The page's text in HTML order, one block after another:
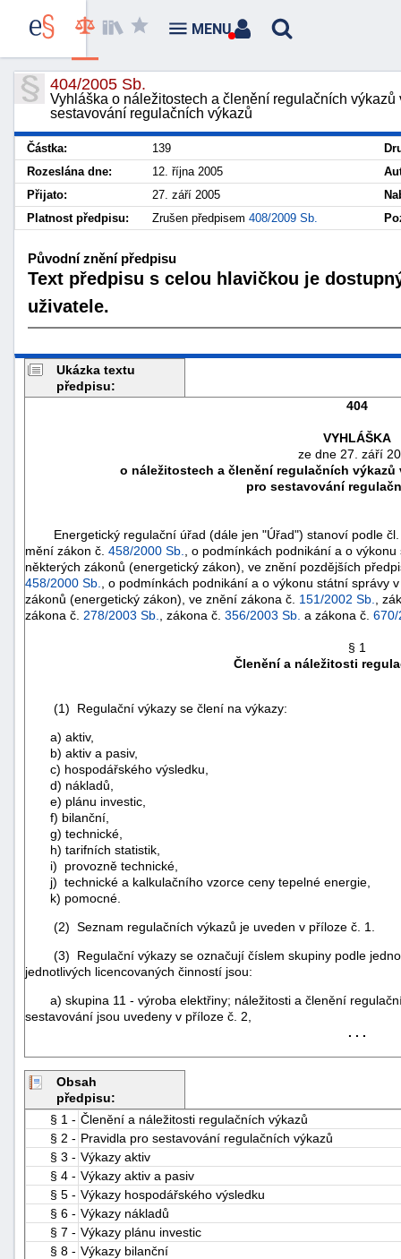
404/2005 Sb.
Vyhláška o náležitostech a členění regulačních
sestavování regulačních výkazů
Částka: 139
Rozeslána dne:
12. října 2005
Přijato:
27. září 2005
Platnost předpisu:
Zrušen předpisem 408/2009 Sb.
Původní znění předpisu
Text předpisu s celou hlavičkou je
uživatele.
Ukázka textu
předpisu:
404
VYHLÁŠKA
ze dne 27. září
o náležitostech a členění regulačních
pro sestavování
Energetický regulační úřad (dále jen "Úřad") stanoví podle
mění zákon č. 458/2000 Sb.
, o podmínkách podnikání a o
některých zákonů (energetický zákon), ve znění pozdějších
458/2000 Sb.
, o podmínkách podnikání a o výkonu státní správy
zákonů (energetický zákon), ve znění zákona č. 151/2002 Sb.
,
zákona č. 278/2003 Sb. , zákona č. 356/2003 Sb. a zákona č. 670/
§ 1
Členění a náležitosti
(1) Regulační výkazy se člení na výkazy:
a) aktiv,
b) aktiv a pasiv,
c) hospodářského výsledku,
d) nákladů,
e) plánu investic,
f) bilanční,
g) technické,
h) tarifních statistik,
i) provozně technické,
j) technické a kalkulačního vzorce ceny tepelné energie,
k) pomocné.
(2) Seznam regulačních výkazů je uveden v příloze č. 1.
(3) Regulační výkazy se označují číslem skupiny podle
jednotlivých licencovaných činností jsou:
a) skupina 11 - výroba elektřiny; náležitosti a členění
sestavování jsou uvedeny v příloze č. 2,
. . .
Obsah
předpisu:
§ 1 - Členění a náležitosti regulačních výkazů
§ 2 - Pravidla pro sestavování regulačních výkazů
§ 3 - Výkazy aktiv
§ 4 - Výkazy aktiv a pasiv
§ 5 - Výkazy hospodářského výsledku
§ 6 - Výkazy nákladů
§ 7 - Výkazy plánu investic
§ 8 - Výkazy bilanční
MENU
náhrady
+náhrady